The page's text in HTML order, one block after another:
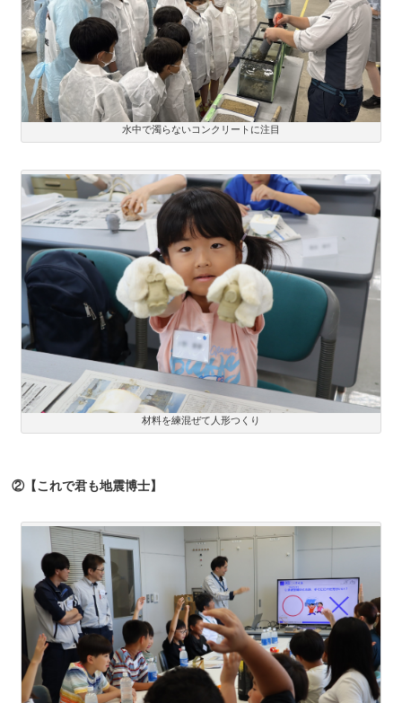
水中で濁らないコンクリートに注目
材料を練混ぜて人形つくり
②【これで君も地震博士】